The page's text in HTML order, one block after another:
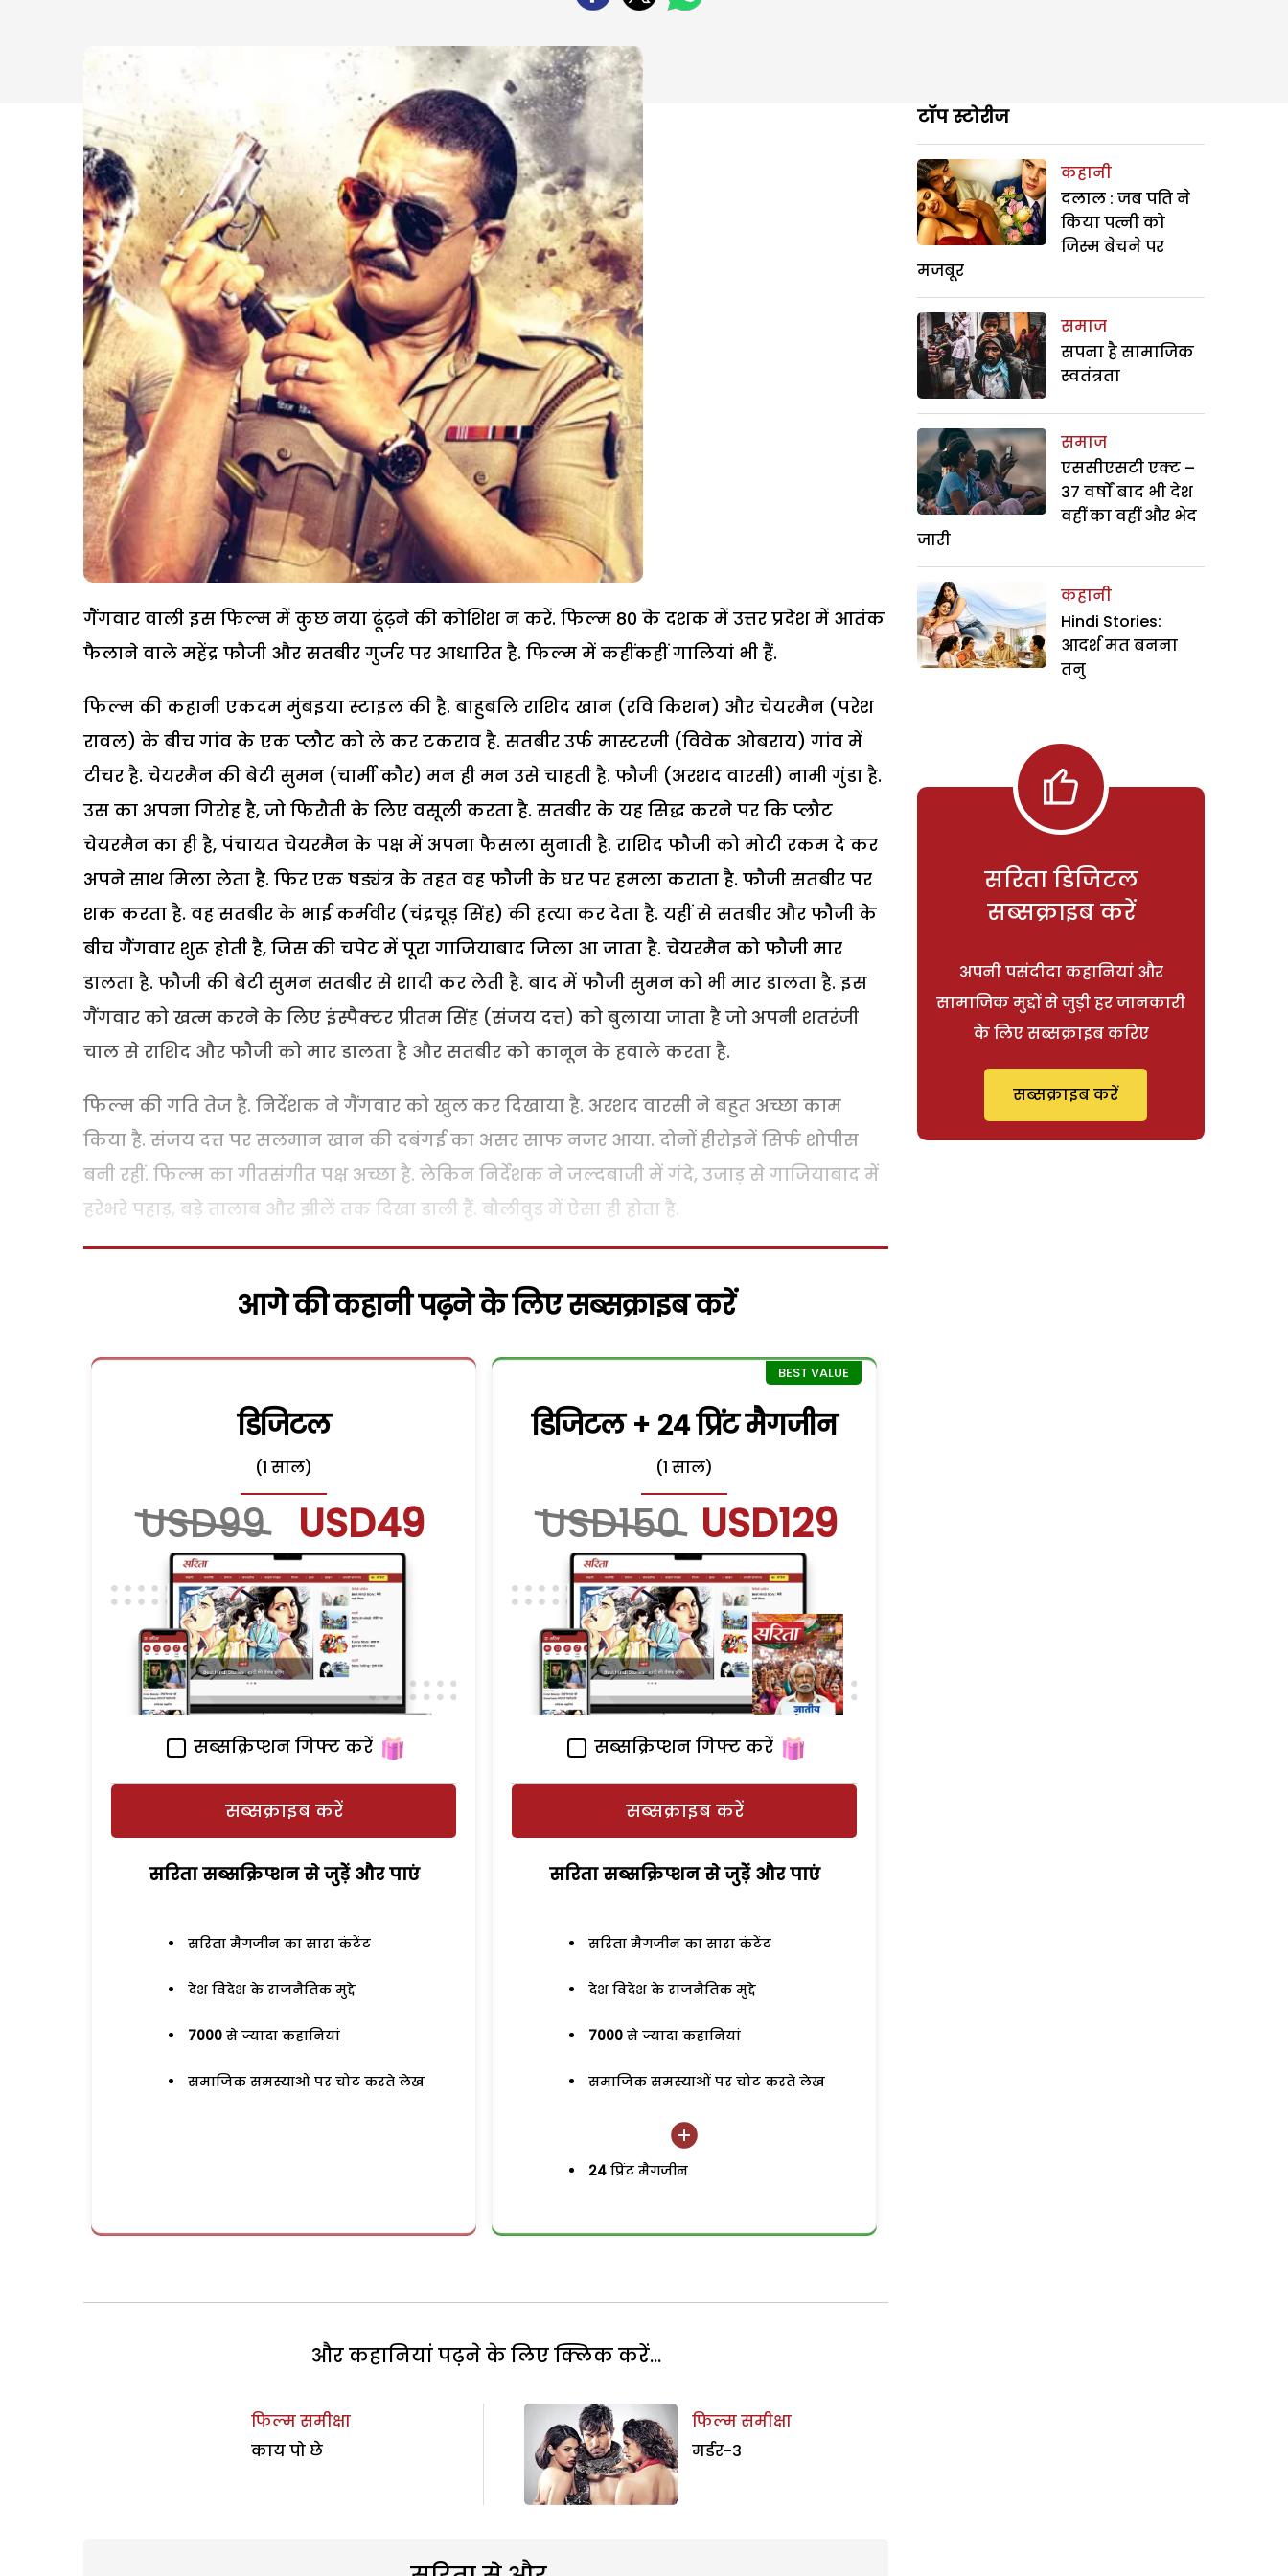
गैंगवार वाली इस फिल्म में कुछ नया ढूंढ़ने की कोशिश न करें. फिल्म 80 के दशक में उत्तर प्रदेश में आतंक
फैलाने वाले महेंद्र फौजी और सतबीर गुर्जर पर आधारित है. फिल्म में कहींकहीं गालियां भी हैं.
फिल्म की कहानी एकदम मुंबइया स्टाइल की है. बाहुबलि राशिद खान (रवि किशन) और चेयरमैन (परेश
रावल) के बीच गांव के एक प्लौट को ले कर टकराव है. सतबीर उर्फ मास्टरजी (विवेक ओबराय) गांव में
टीचर है. चेयरमैन की बेटी सुमन (चार्मी कौर) मन ही मन उसे चाहती है. फौजी (अरशद वारसी) नामी गुंडा है.
उस का अपना गिरोह है, जो फिरौती के लिए वसूली करता है. सतबीर के यह सिद्ध करने पर कि प्लौट
चेयरमैन का ही है, पंचायत चेयरमैन के पक्ष में अपना फैसला सुनाती है. राशिद फौजी को मोटी रकम दे कर
अपने साथ मिला लेता है. फिर एक षड्यंत्र के तहत वह फौजी के घर पर हमला कराता है. फौजी सतबीर पर
शक करता है. वह सतबीर के भाई कर्मवीर (चंद्रचूड़ सिंह) की हत्या कर देता है. यहीं से सतबीर और फौजी के
बीच गैंगवार शुरू होती है, जिस की चपेट में पूरा गाजियाबाद जिला आ जाता है. चेयरमैन को फौजी मार
डालता है. फौजी की बेटी सुमन सतबीर से शादी कर लेती है. बाद में फौजी सुमन को भी मार डालता है. इस
गैंगवार को खत्म करने के लिए इंस्पैक्टर प्रीतम सिंह (संजय दत्त) को बुलाया जाता है जो अपनी शतरंजी
चाल से राशिद और फौजी को मार डालता है और सतबीर को कानून के हवाले करता है.
फिल्म की गति तेज है. निर्देशक ने गैंगवार को खुल कर दिखाया है. अरशद वारसी ने बहुत अच्छा काम
किया है. संजय दत्त पर सलमान खान की दबंगई का असर साफ नजर आया. दोनों हीरोइनें सिर्फ शोपीस
बनी रहीं. फिल्म का गीतसंगीत पक्ष अच्छा है. लेकिन निर्देशक ने जल्दबाजी में गंदे, उजाड़ से गाजियाबाद में
हरेभरे पहाड़, बड़े तालाब और झीलें तक दिखा डाली हैं. बौलीवुड में ऐसा ही होता है.
आगे की कहानी पढ़ने के लिए सब्सक्राइब करें
डिजिटल
(1 साल)
USD99 USD49
सब्सक्रिप्शन गिफ्ट करें
सब्सक्राइब करें
सरिता सब्सक्रिप्शन से जुड़ेें और पाएं
सरिता मैगजीन का सारा कंटेंट
देश विदेश के राजनैतिक मुद्दे
7000 से ज्यादा कहानियां
समाजिक समस्याओं पर चोट करते लेख
डिजिटल + 24 प्रिंट मैगजीन
(1 साल)
USD150 USD129
सब्सक्रिप्शन गिफ्ट करें
सब्सक्राइब करें
सरिता सब्सक्रिप्शन से जुड़ेें और पाएं
सरिता मैगजीन का सारा कंटेंट
देश विदेश के राजनैतिक मुद्दे
7000 से ज्यादा कहानियां
समाजिक समस्याओं पर चोट करते लेख
24 प्रिंट मैगजीन
और कहानियां पढ़ने के लिए क्लिक करें...
फिल्म समीक्षा
काय पो छे
फिल्म समीक्षा
मर्डर-3
टॉप स्टोरीज
कहानी
दलाल : जब पति ने
किया पत्नी को
जिस्म बेचने पर
मजबूर
समाज
सपना है सामाजिक
स्वतंत्रता
समाज
एससीएसटी एक्ट –
37 वर्षों बाद भी देश
वहीं का वहीं और भेद
जारी
कहानी
Hindi Stories:
आदर्श मत बनना
तनु
सरिता डिजिटल
सब्सक्राइब करें
अपनी पसंदीदा कहानियां और
सामाजिक मुद्दों से जुड़ी हर जानकारी
के लिए सब्सक्राइब करिए
सब्सक्राइब करें